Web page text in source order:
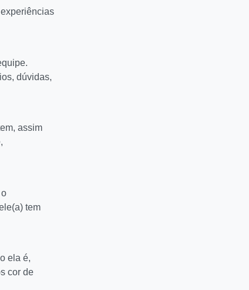
dúvidas,
assim
tem
ela é,
cor de